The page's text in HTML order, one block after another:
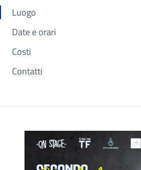
Luogo
Date e orari
Costi
Contatti